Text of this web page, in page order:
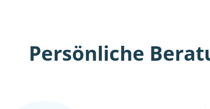
Persönliche